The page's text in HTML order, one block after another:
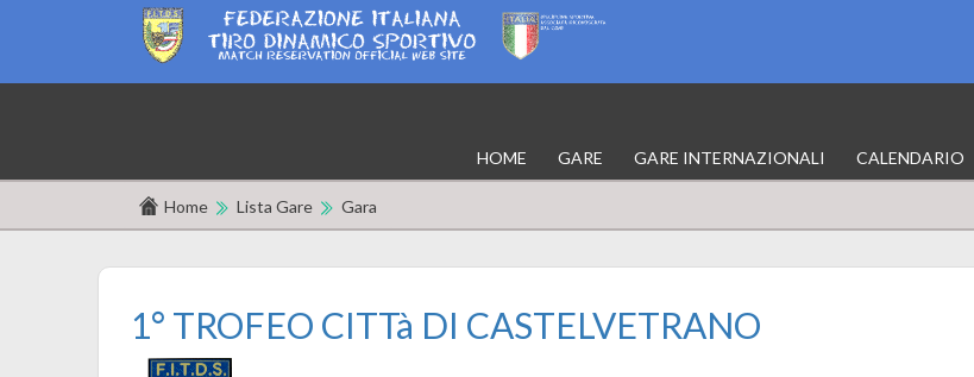
HOME GARE GARE INTERNAZIONALI CALENDARIO
Home Lista Gare Gara
1° TROFEO CITTà DI CASTELVETRANO